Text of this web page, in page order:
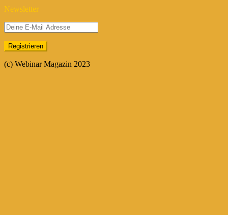
Newsletter
(c) Webinar Magazin 2023